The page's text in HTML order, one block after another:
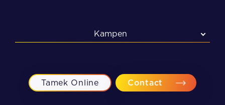
Kampen
Meppel
Tamek Online Contact